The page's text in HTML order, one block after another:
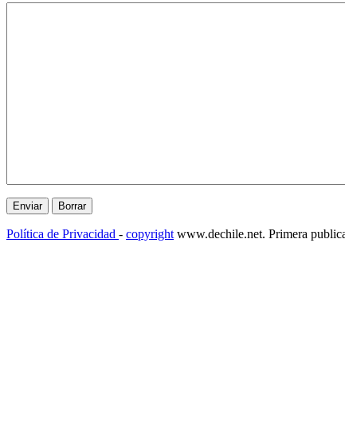
Política de Privacidad - copyright www.dechile.net. Primera